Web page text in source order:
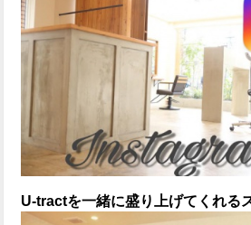
U-tractを一緒に盛り上げてくれる